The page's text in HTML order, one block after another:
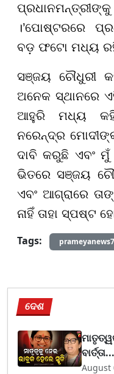
।’ପୋଷ୍ଟରରେ
ବଡ଼ ଫଟୋ ମଧ୍ୟ
ସଞ୍ଜୟ ଚୌଧୁରୀ
ଅନେକ ସ୍ଥାନରେ
ଆହୁରି ମଧ୍ୟ
ନରେନ୍ଦ୍ର
ଦାବି କରୁଛି ଏବଂ ମୁଁ
ଭିତରେ ସଞ୍ଜୟ
ଏବଂ ଆଗ୍ରାରେ
ନାହିଁ ତାହା ସ୍ପଷ୍ଟ
Tags:
prameyanews7
ଦେଶ
August